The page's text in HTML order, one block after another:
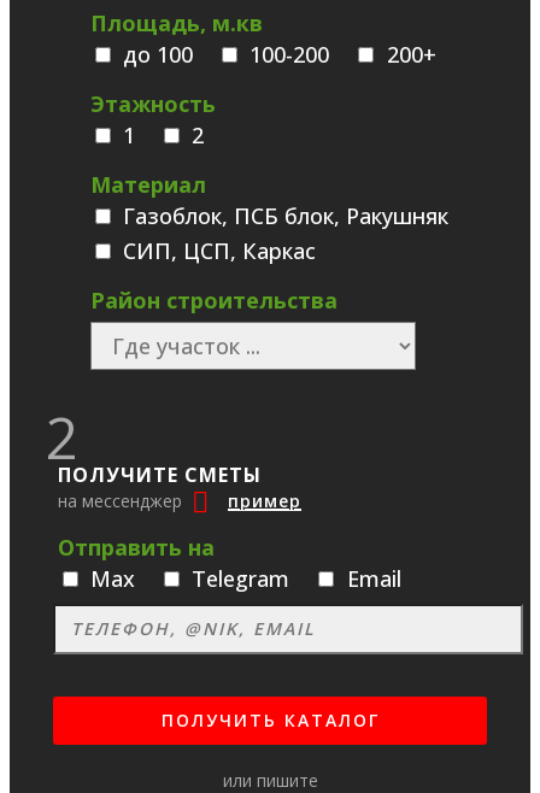
Площадь, м.кв
до 100
100-200
200+
Этажность
1
2
Материал
Газоблок, ПСБ блок, Ракушняк
СИП, ЦСП, Каркас
Район строительства
2ПОЛУЧИТЕ СМЕТЫ
на мессенджер пример
Отправить на
Max
Telegram Email
или пишите